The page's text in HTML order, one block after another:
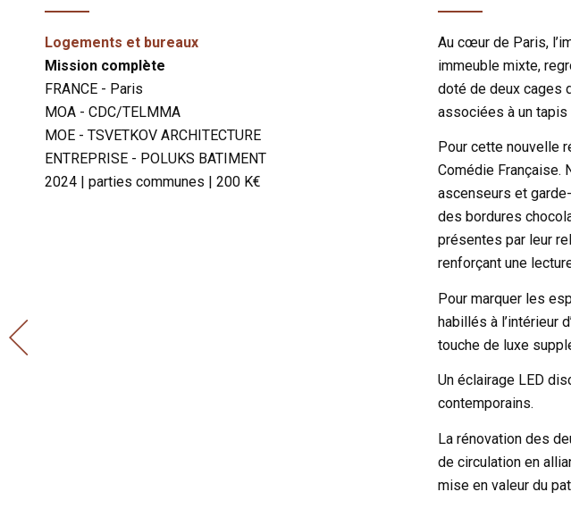
Logements et bureaux
Mission complète
FRANCE - Paris
MOA - CDC/TELMMA
MOE - TSVETKOV ARCHITECTURE
ENTREPRISE - POLUKS BATIMENT
2024 | parties communes | 200 K€
Au cœur de Paris,
immeuble mixte,
doté de deux cages
associées à un
Pour cette nouvelle
Comédie Française.
ascenseurs et
des bordures
présentes par leur
renforçant une
Pour marquer les
habillés à l’intérieur
touche de luxe
Un éclairage LED
contemporains.
La rénovation des
de circulation en
mise en valeur du